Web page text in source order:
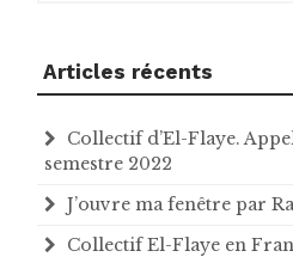
Articles récents
Collectif d’El-Flaye.
semestre 2022
J’ouvre ma fenêtre par
Collectif El-Flaye en